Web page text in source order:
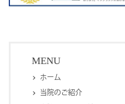
MENU
ホーム
当院のご紹介